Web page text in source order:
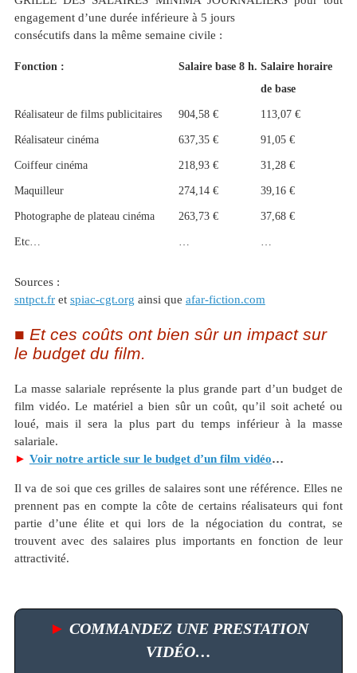
engagement d’une durée inférieure à 5 jours
consécutifs dans la même semaine civile :
Fonction : Salaire base 8 h. Salaire horaire
de base
Réalisateur de films publicitaires 904,58 € 113,07 €
Réalisateur cinéma 637,35 € 91,05 €
Coiffeur cinéma 218,93 € 31,28 €
Maquilleur 274,14 € 39,16 €
Photographe de plateau cinéma 263,73 € 37,68 €
Etc…
Sources :
sntpct.fret spiac-cgt.org ainsi que afar-fiction.com
Et ces coûts ont bien sûr un impact sur
le budget du film.
La masse salariale représente la plus grande part d’un budget de
film vidéo. Le matériel a bien sûr un coût, qu’il soit acheté ou
loué, mais il sera la plus part du temps inférieur à la masse
salariale.
► Voir notre article sur le budget d’un film vidéo…
Il va de soi que ces grilles de salaires sont une référence. Elles ne
prennent pas en compte la côte de certains réalisateurs qui font
partie d’une élite et qui lors de la négociation du contrat, se
trouvent avec des salaires plus importants en fonction de leur
attractivité.
► COMMANDEZ UNE PRESTATION
VIDÉO…